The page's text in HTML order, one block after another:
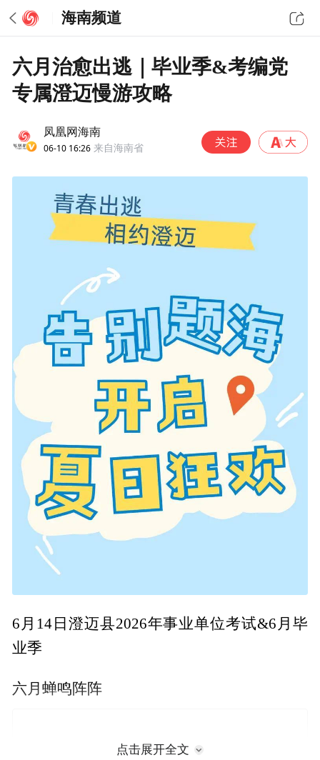
海南频道
六月治愈出逃｜毕业季&考编党
专属澄迈慢游攻略
凤凰网海南
06-10 16:26 来自海南省
6月14日澄迈县2026年事业单位考试&6月毕
业季
六月蝉鸣阵阵
点击展开全文